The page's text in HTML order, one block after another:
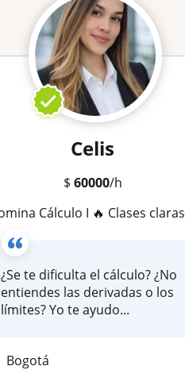
Celis
$ 60000/h
Cálculo I 🔥 Clases claras + Preparación para parciales (Andes, Javeriana, Nacional)
¿Se te dificulta el cálculo? ¿No
entiendes las derivadas o los
límites? Yo te ayudo...
Bogotá